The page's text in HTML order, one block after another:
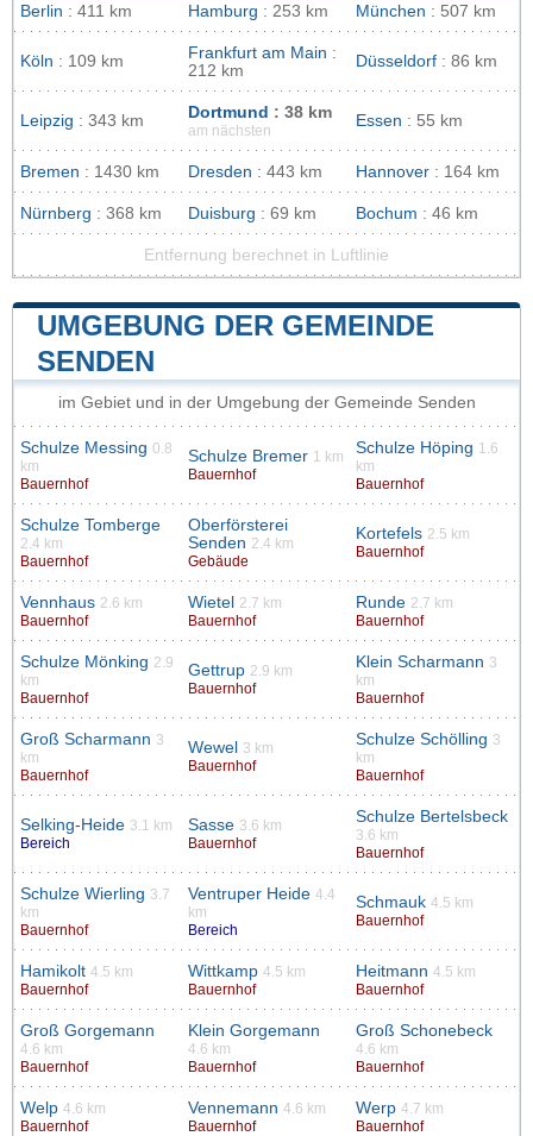
Berlin : 411 km Hamburg : 253 km München : 507 km
Köln : 109 km Frankfurt am Main :
212 km
Düsseldorf : 86 km
Leipzig : 343 km Dortmund : 38 km
am nächsten
Essen : 55 km
Bremen : 1430 km Dresden : 443 km Hannover : 164 km
Nürnberg : 368 km Duisburg : 69 km Bochum : 46 km
Entfernung berechnet in Luftlinie
UMGEBUNG DER GEMEINDE
SENDEN
im Gebiet und in der Umgebung der Gemeinde Senden
Schulze Messing 0.8
km
Bauernhof
Schulze Bremer 1 km
Bauernhof
Schulze Höping 1.6
km
Bauernhof
Schulze Tomberge
2.4 km
Bauernhof
Oberförsterei
Senden 2.4 km
Gebäude
Kortefels 2.5 km
Bauernhof
Vennhaus 2.6 km
Bauernhof
Wietel
2.7 km
Bauernhof
Runde 2.7 km
Bauernhof
Schulze Mönking 2.9
km
Bauernhof
Gettrup 2.9 km
Bauernhof
Klein Scharmann 3
km
Bauernhof
Groß Scharmann 3
km
Bauernhof
Wewel
3 km
Bauernhof
Schulze Schölling 3
km
Bauernhof
Selking-Heide 3.1 km
Bereich
Sasse 3.6 km
Bauernhof
Schulze Bertelsbeck
3.6 km
Bauernhof
Schulze Wierling 3.7
km
Bauernhof
Ventruper Heide 4.4
km
Bereich
Schmauk 4.5 km
Bauernhof
Hamikolt 4.5 km
Bauernhof
Wittkamp 4.5 km
Bauernhof
Heitmann 4.5 km
Bauernhof
Groß Gorgemann
4.6 km
Bauernhof
Klein Gorgemann
4.6 km
Bauernhof
Groß Schonebeck
4.6 km
Bauernhof
Welp 4.6 km
Bauernhof
Vennemann 4.6 km
Bauernhof
Werp 4.7 km
Bauernhof